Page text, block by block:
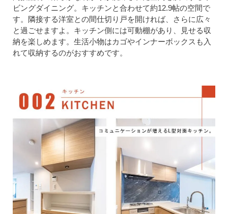
ビングダイニング。キッチンと合わせて約12.9帖の空間で
す。隣接する洋室との間仕切り戸を開ければ、さらに広々
と過ごせますよ。キッチン側には可動棚があり、見せる収
納を楽しめます。生活小物はカゴやインナーボックスも入
れて収納するのがおすすめです。